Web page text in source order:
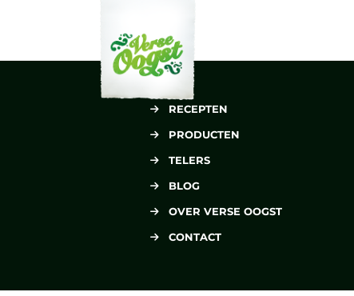
RECEPTEN
PRODUCTEN
TELERS
BLOG
OVER VERSE OOGST
CONTACT